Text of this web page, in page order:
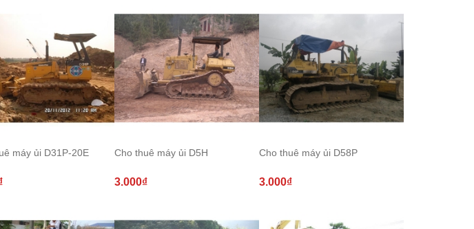
máy ủi D31P-20E Cho thuê máy ủi D5H
3.000₫
Cho thuê máy ủi D58P
3.000₫